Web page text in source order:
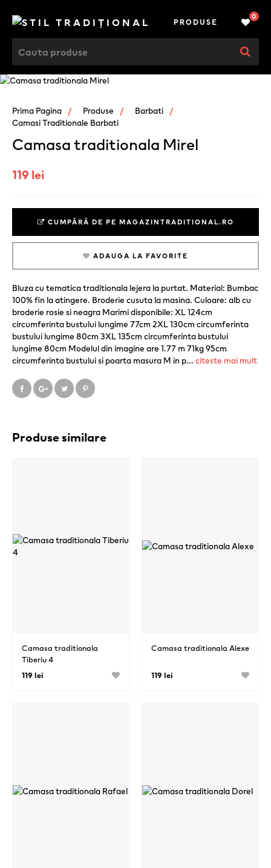
PRODUSE
0
Prima Pagina Produse
Barbati
Camasi Traditionale Barbati
Camasa traditionala Mirel
119 lei
CUMPĂRĂ DE PE MAGAZINTRADITIONAL.RO
ADAUGA LA FAVORITE
Bluza cu tematica traditionala lejera la purtat. Material: Bumbac
100% fin la atingere. Broderie cusuta la masina. Culoare: alb cu
broderie rosie si neagra Marimi disponibile: XL 124cm
circumferinta bustului lungime 77cm 2XL 130cm circumferinta
bustului lungime 80cm 3XL 135cm circumferinta bustului
lungime 80cm Modelul din imagine are 1.77 m 71kg 95cm
circumferinta bustului si poarta masura M in p... citeste mai mult
Produse similare
Camasa traditionala
Tiberiu 4
119 lei
Camasa traditionala Alexe
119 lei